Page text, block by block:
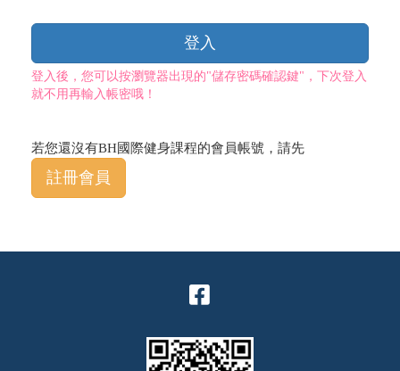
登入
登入後，您可以按瀏覽器出現的"儲存密碼確認鍵"，下次登入
就不用再輸入帳密哦！
若您還沒有BH國際健身課程的會員帳號，請先
註冊會員